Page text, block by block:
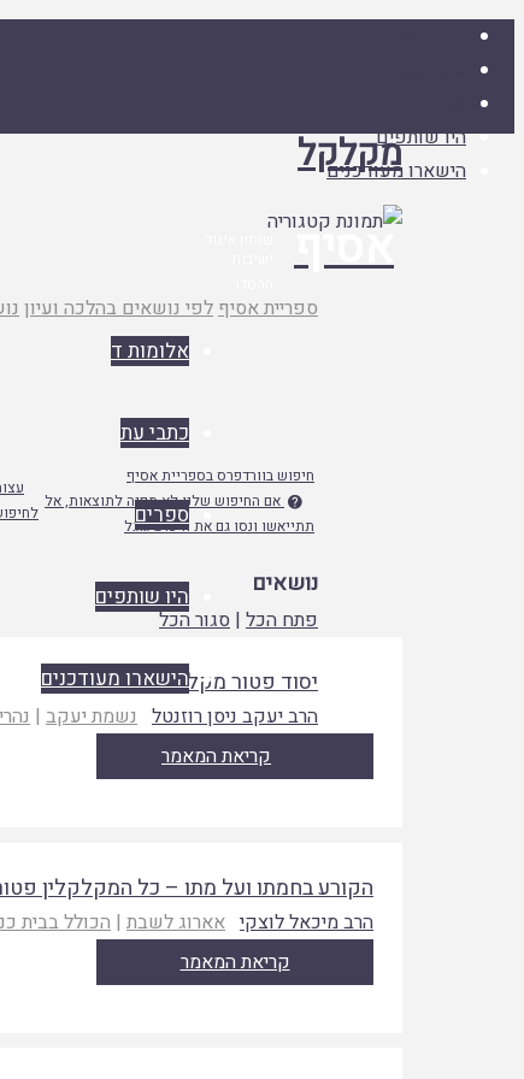
היו שותפים
הישארו מעודכנים
אסיף
אלומות ד
כתבי עת
ספרים
היו שותפים
הישארו מעודכנים
עמוד
ספריית אסיףלפי נושאים בהלכה ועיון
מקלקל
חיפוש בוורדפרס בספריית אסיף
 אם החיפוש שלנו לא מפנה לתוצאות, אל
תתייאשו ונסו גם את חיפוש גוגל
נושאים
פתח הכל | סגור הכל
יסוד פטור מקלקל
הרב יעקב ניסן רוזנטל נשמת יעקב |
קריאת המאמר
הקורע בחמתו ועל מתו – כל המקלקלין
הרב מיכאל לוצקי אארוג לשבת | הכולל בבית
קריאת המאמר